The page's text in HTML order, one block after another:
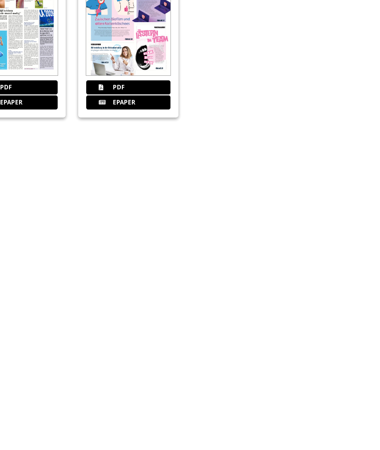
22Die abnehmbare Prothetik lernen und verstehen
Redaktion
23SARS-CoV-2- Virenlast senken
Redaktion
OEMUS
PDF
EPAPER
PDF
EPAPER